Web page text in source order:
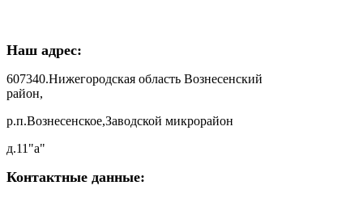
Наш адрес:
607340.Нижегородская область Вознесенский
район,
р.п.Вознесенское,Заводской микрорайон
д.11"а"
Контактные данные: